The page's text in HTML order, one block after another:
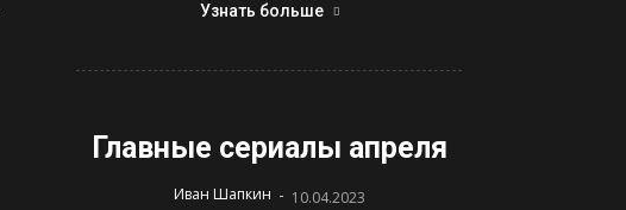
Узнать больше
Главные сериалы апреля
Иван Шапкин - 10.04.2023